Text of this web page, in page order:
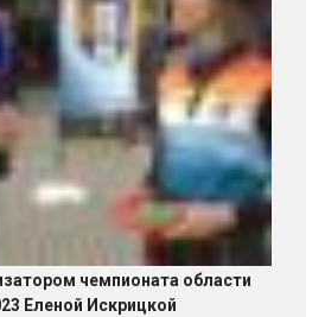
чемпионата области
Еленой Искрицкой